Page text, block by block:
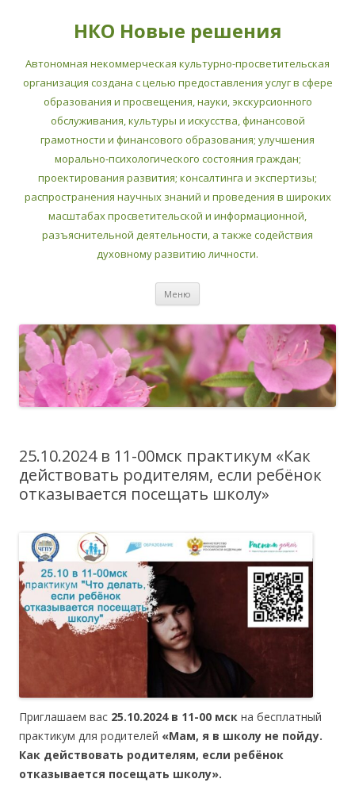
НКО Новые решения
Автономная некоммерческая культурно-просветительская
организация создана с целью предоставления услуг в сфере
образования и просвещения, науки, экскурсионного
обслуживания, культуры и искусства, финансовой
грамотности и финансового образования; улучшения
морально-психологического состояния граждан;
проектирования развития; консалтинга и экспертизы;
распространения научных знаний и проведения в широких
масштабах просветительской и информационной,
разъяснительной деятельности, а также содействия
духовному развитию личности.
Меню
25.10.2024 в 11-00мск практикум «Как
действовать родителям, если ребёнок
отказывается посещать школу»
Приглашаем вас 25.10.2024 в 11-00 мск на бесплатный
практикум для родителей «Мам, я в школу не пойду.
Как действовать родителям, если ребёнок
отказывается посещать школу».